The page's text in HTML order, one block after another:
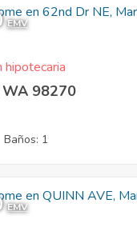
EMV
hipotecaria
98270
Baños: 1
EMV